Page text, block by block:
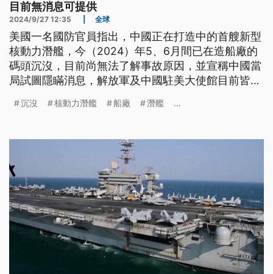
目前無消息可提供
2024/9/27 12:35 全球
美國一名國防官員指出，中國正在打造中的首艘新型
核動力潛艦，今（2024）年5、6月間已在造船廠的
碼頭沉沒，目前尚無法了解事故原因，並宣稱中國當
局試圖隱瞞消息，解放軍及中國駐美大使館目前皆未
沒，將影響中國推動潛艦艦隊的計劃。
沉沒 核動力潛艦 船廠 潛艦 ...